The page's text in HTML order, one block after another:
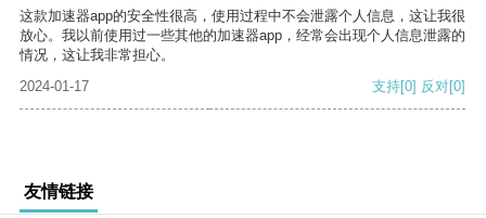
这款加速器app的安全性很高，使用过程中不会泄露个人信息，这让我很
放心。我以前使用过一些其他的加速器app，经常会出现个人信息泄露的
情况，这让我非常担心。
2024-01-17
支持[0] 反对[0]
友情链接